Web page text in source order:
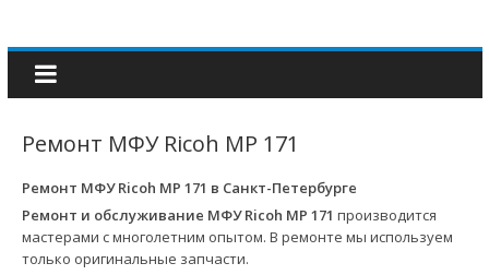
Ремонт МФУ Ricoh MP 171
Ремонт МФУ Ricoh MP 171 в Санкт-Петербурге
Ремонт и обслуживание МФУ Ricoh MP 171 производится
мастерами с многолетним опытом. В ремонте мы используем
только оригинальные запчасти.